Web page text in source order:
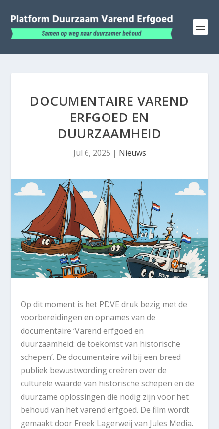
DOCUMENTAIRE VAREND
ERFGOED EN
DUURZAAMHEID
Jul 6, 2025 | Nieuws
Op dit moment is het PDVE druk bezig met de
voorbereidingen en opnames van de
documentaire ‘Varend erfgoed en
duurzaamheid: de toekomst van historische
schepen’. De documentaire wil bij een breed
publiek bewustwording creëren over de
culturele waarde van historische schepen en de
duurzame oplossingen die nodig zijn voor het
behoud van het varend erfgoed. De film wordt
gemaakt door Freek Lagerweij van Jules Media.